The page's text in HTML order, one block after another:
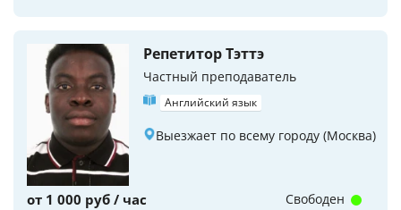
Репетитор Тэттэ
Частный преподаватель
Английский язык
Выезжает по всему городу (Москва)
от 1 000 руб / час Свободен